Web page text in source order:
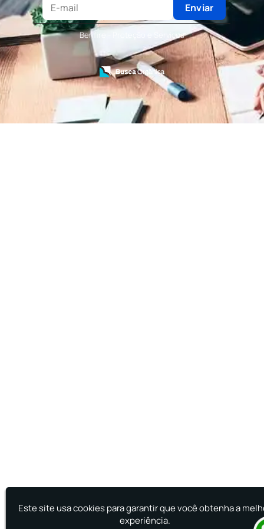
Terceirização de Recepcionista
Terceirização de Serviços de Recepcionistas
Treinamento de Bombeiro Civil
Treinamento de Bombeiros
Treinamento de Brigada
Treinamento de Brigada de Emergência
Treinamento de Brigada de Incêndio
Treinamento de Brigada de Incêndio Valor
Treinamento de Brigadista de Incêndio
Treinamento de Combate a Incêndio NR 23
Enviar
Benfire - Proteção e Serviços
Este site usa cookies para garantir que você obtenha a
experiência.